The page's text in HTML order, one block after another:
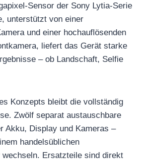
Sensor der Sony Lytia-Serie
unterstützt von einer
und einer hochauflösenden
liefert das Gerät starke
– ob Landschaft, Selfie
Konzepts bleibt die vollständig
Zwölf separat austauschbare
Akku, Display und Kameras –
handelsüblichen
wechseln. Ersatzteile sind direkt